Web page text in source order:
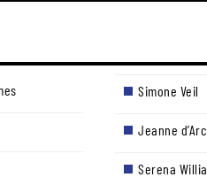
Simone Veil
Jeanne d’Arc
Serena